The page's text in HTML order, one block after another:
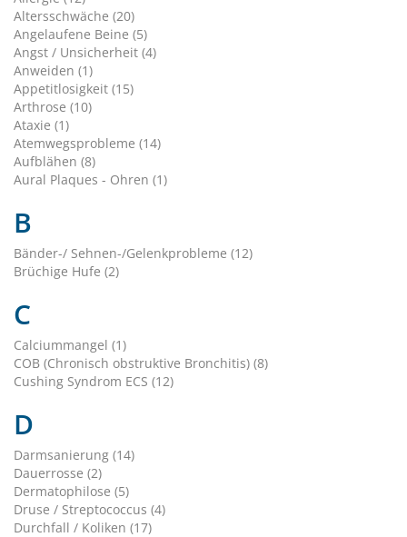
Altersschwäche (20)
Angelaufene Beine (5)
Angst / Unsicherheit (4)
Anweiden (1)
Appetitlosigkeit (15)
Arthrose (10)
Ataxie (1)
Atemwegsprobleme (14)
Aufblähen (8)
Aural Plaques - Ohren (1)
B
Bänder-/ Sehnen-/Gelenkprobleme (12)
Brüchige Hufe (2)
C
Calciummangel (1)
COB (Chronisch obstruktive Bronchitis) (8)
Cushing Syndrom ECS (12)
D
Darmsanierung (14)
Dauerrosse (2)
Dermatophilose (5)
Druse / Streptococcus (4)
Durchfall / Koliken (17)